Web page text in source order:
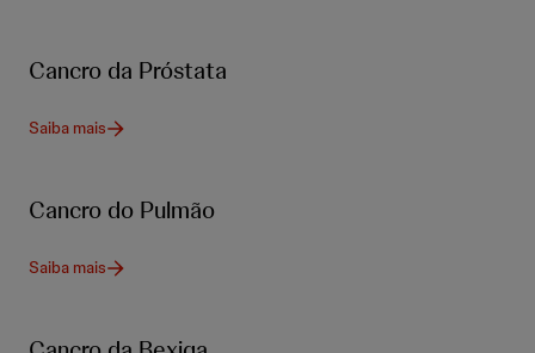
Cancro da Próstata
Saiba mais
Cancro do Pulmão
Saiba mais